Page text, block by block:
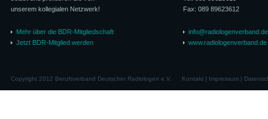
unserem kollegialen Netzwerk!
Mehr über die BDR-Mitgliedschaft
Jetzt BDR-Mitglied werden
Fax: 089 89623612
info@radiologenverband.de
www.radiologenverband.de
Copyright 2012 Berufsverband Deutscher Radiologen e.V. Kontakt| Impressum|